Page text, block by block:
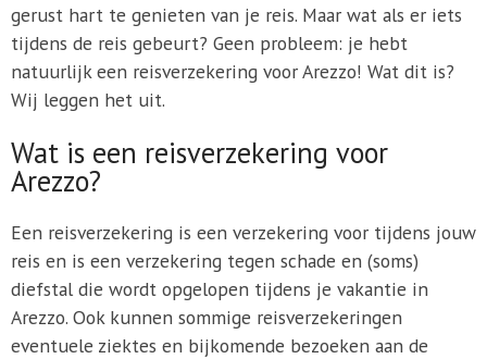
gerust hart te genieten van je reis. Maar wat als er iets
tijdens de reis gebeurt? Geen probleem: je hebt
natuurlijk een reisverzekering voor Arezzo! Wat dit is?
Wij leggen het uit.
Wat is een reisverzekering voor
Arezzo?
Een reisverzekering is een verzekering voor tijdens jouw
reis en is een verzekering tegen schade en (soms)
diefstal die wordt opgelopen tijdens je vakantie in
Arezzo. Ook kunnen sommige reisverzekeringen
eventuele ziektes en bijkomende bezoeken aan de